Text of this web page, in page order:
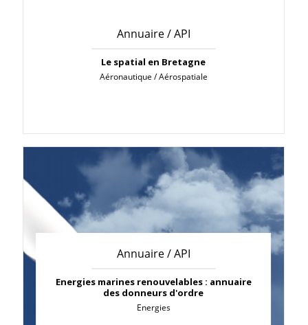
Annuaire / API
Le spatial en Bretagne
Aéronautique / Aérospatiale
Annuaire / API
Energies marines renouvelables : annuaire
des donneurs d'ordre
Energies